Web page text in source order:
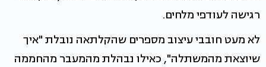
רגישה לעודפי מלחים.
לא מעט חובבי עיצוב מספרים שהקלתאה נובלת "איך
שיוצאת מהמשתלה", כאילו נבהלת מהמעבר מהחממה